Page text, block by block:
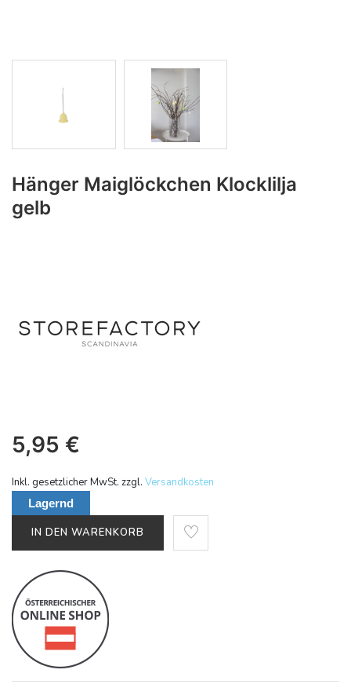
Hänger Maiglöckchen Klocklilja
gelb
5,95 €
Inkl. gesetzlicher MwSt. zzgl. Versandkosten
Lagernd
IN DEN WARENKORB